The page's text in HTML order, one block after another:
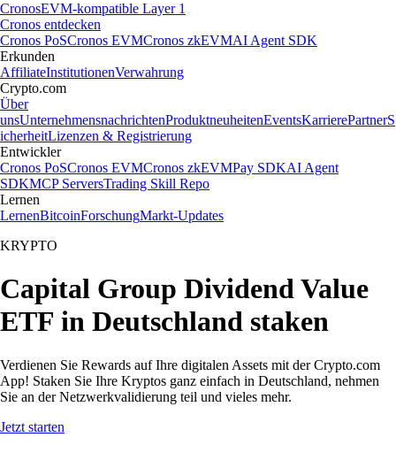
CronosEVM-kompatible Layer 1
Cronos entdecken
Cronos PoSCronos EVMCronos zkEVMAI Agent SDK
Erkunden
AffiliateInstitutionenVerwahrung
Crypto.com
Über
unsUnternehmensnachrichtenProduktneuheitenEventsKarrierePartnerS
icherheitLizenzen & Registrierung
Entwickler
Cronos PoSCronos EVMCronos zkEVMPay SDKAI Agent
SDKMCP ServersTrading Skill Repo
Lernen
LernenBitcoinForschungMarkt-Updates
KRYPTO
Capital Group Dividend Value
ETF in Deutschland staken
Verdienen Sie Rewards auf Ihre digitalen Assets mit der Crypto.com
App! Staken Sie Ihre Kryptos ganz einfach in Deutschland, nehmen
Sie an der Netzwerkvalidierung teil und vieles mehr.
Jetzt starten